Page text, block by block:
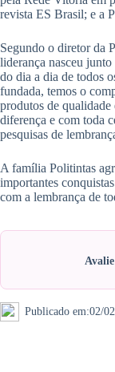
revista ES Brasil; e a
Segundo o diretor da
liderança nasceu
do dia a dia de todos
fundada, temos o
produtos de qualidade
diferença e com toda
pesquisas de
A família Politintas
importantes
com a lembrança de
Publicado em:02/